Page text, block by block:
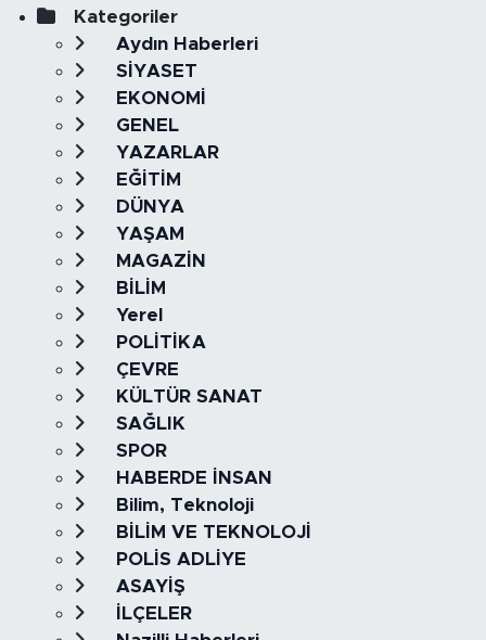
Kategoriler
Aydın Haberleri
SİYASET
EKONOMİ
GENEL
YAZARLAR
EĞİTİM
DÜNYA
YAŞAM
MAGAZİN
BİLİM
Yerel
POLİTİKA
ÇEVRE
KÜLTÜR SANAT
SAĞLIK
SPOR
HABERDE İNSAN
Bilim, Teknoloji
BİLİM VE TEKNOLOJİ
POLİS ADLİYE
ASAYİŞ
İLÇELER